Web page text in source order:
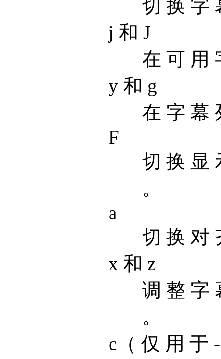
切 换 字
j 和 J
在 可 用
y 和 g
在 字 幕
F
切 换 显
。
a
切 换 对
x 和 z
调 整 字
。
c（ 仅 用 于